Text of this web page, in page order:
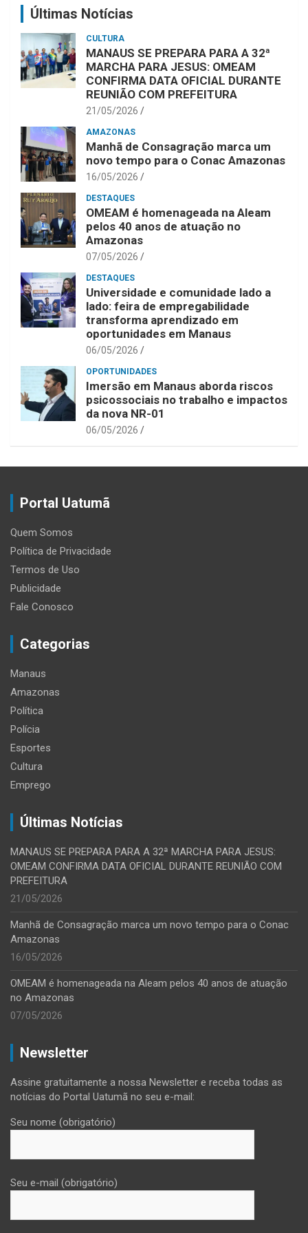
Últimas Notícias
CULTURA
MANAUS SE PREPARA PARA A 32ª
MARCHA PARA JESUS: OMEAM
CONFIRMA DATA OFICIAL DURANTE
REUNIÃO COM PREFEITURA
21/05/2026
AMAZONAS
Manhã de Consagração marca um
novo tempo para o Conac Amazonas
16/05/2026
DESTAQUES
OMEAM é homenageada na Aleam
pelos 40 anos de atuação no
Amazonas
07/05/2026
DESTAQUES
Universidade e comunidade lado a
lado: feira de empregabilidade
transforma aprendizado em
oportunidades em Manaus
06/05/2026
OPORTUNIDADES
Imersão em Manaus aborda riscos
psicossociais no trabalho e impactos
da nova NR-01
06/05/2026
Portal Uatumã
Quem Somos
Política de Privacidade
Termos de Uso
Publicidade
Fale Conosco
Categorias
Manaus
Amazonas
Política
Polícia
Esportes
Cultura
Emprego
Últimas Notícias
MANAUS SE PREPARA PARA A 32ª MARCHA PARA JESUS:
OMEAM CONFIRMA DATA OFICIAL DURANTE REUNIÃO COM
PREFEITURA
21/05/2026
Manhã de Consagração marca um novo tempo para o Conac
Amazonas
16/05/2026
OMEAM é homenageada na Aleam pelos 40 anos de atuação
no Amazonas
07/05/2026
Newsletter
Assine gratuitamente a nossa Newsletter e receba todas as
notícias do Portal Uatumã no seu e-mail:
Seu nome (obrigatório)
Seu e-mail (obrigatório)